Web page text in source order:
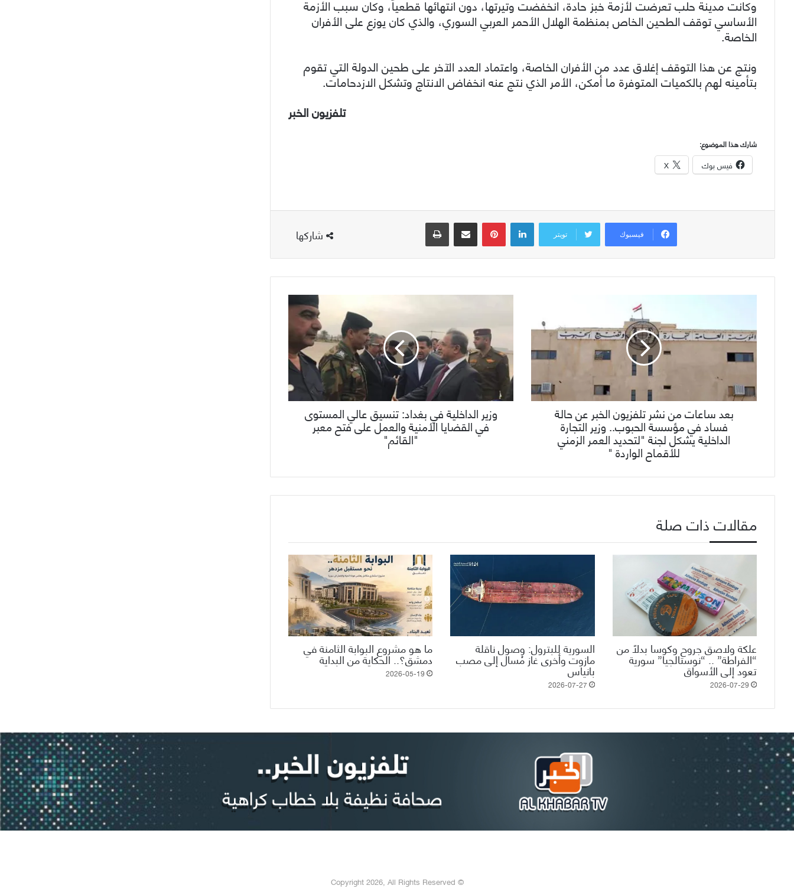
وكانت مدينة حلب تعرضت لأزمة خبز حادة، انخفضت وتيرتها، دون انتهائها قطعياً، وكان سبب الأزمة
الأساسي توقف الطحين الخاص بمنظمة الهلال الأحمر العربي السوري، والذي كان يوزع على الأفران
الخاصة.
ونتج عن هذا التوقف إغلاق عدد من الأفران الخاصة، واعتماد العدد الآخر على طحين الدولة التي تقوم
بتأمينه لهم بالكميات المتوفرة ما أمكن، الأمر الذي نتج عنه انخفاض الانتاج وتشكل الازدحامات.
تلفزيون الخبر
شارك هذا الموضوع:
فيس بوك X
شاركها فيسبوك تويتر
لينكدإن بينتيريست مشاركة عبر البريد طباعة
بعد ساعات من نشر تلفزيون الخبر عن حالة
فساد في مؤسسة الحبوب.. وزير التجارة
الداخلية يشكل لجنة "لتحديد العمر الزمني
للأقماح الواردة "
وزير الداخلية في بغداد: تنسيق عالي المستوى
في القضايا الأمنية والعمل على فتح معبر
"القائم"
مقالات ذات صلة
علكة ولاصق جروح وكوسا بدلاً من
“الفراطة” .. “نوستالجيا” سورية
تعود إلى الأسواق
2026-07-29
السورية للبترول: وصول ناقلة
مازوت وأخرى غاز مُسال إلى مصب
بانياس
2026-07-27
ما هو مشروع البوابة الثامنة في
دمشق؟.. الحكاية من البداية
2026-05-19
© Copyright 2026, All Rights Reserved